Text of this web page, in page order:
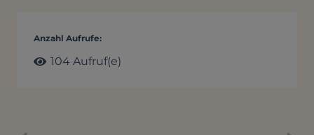
Anzahl Aufrufe:
104 Aufruf(e)